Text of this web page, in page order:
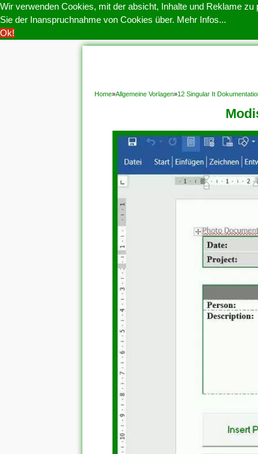
Wir verwenden Cookies, mit der absicht, Inhalte und Reklame
Sie der Inanspruchnahme von Cookies über. Mehr Infos...
Ok!
Home»Allgemeine Vorlagen»12 Singular It